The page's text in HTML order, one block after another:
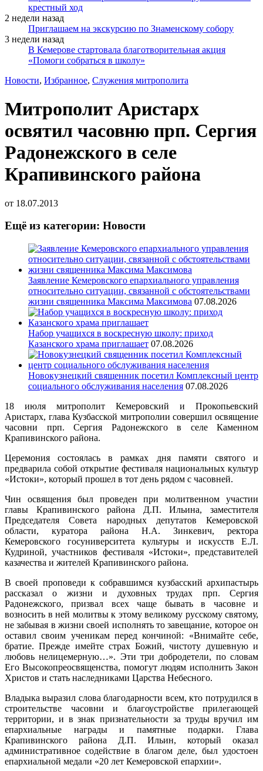
крестный ход
2 недели назад
Приглашаем на экскурсию по Знаменскому собору
3 недели назад
В Кемерове стартовала благотворительная акция
«Помоги собраться в школу»
Новости, Избранное, Служения митрополита
Митрополит Аристарх
освятил часовню прп. Сергия
Радонежского в селе
Крапивинского района
от 18.07.2013
Ещё из категории: Новости
Заявление Кемеровского епархиального управления
относительно ситуации, связанной с обстоятельствами
жизни священника Максима Максимова 07.08.2026
Набор учащихся в воскресную школу: приход
Казанского храма приглашает 07.08.2026
Новокузнецкий священник посетил Комплексный центр
социального обслуживания населения 07.08.2026
18 июля митрополит Кемеровский и Прокопьевский
Аристарх, глава Кузбасской митрополии совершил освящение
часовни прп. Сергия Радонежского в селе Каменном
Крапивинского района.
Церемония состоялась в рамках дня памяти святого и
предварила собой открытие фестиваля национальных культур
«Истоки», который прошел в тот день рядом с часовней.
Чин освящения был проведен при молитвенном участии
главы Крапивинского района Д.П. Ильина, заместителя
Председателя Совета народных депутатов Кемеровской
области, куратора района Н.А. Зинкевич, ректора
Кемеровского госуниверситета культуры и искусств Е.Л.
Кудриной, участников фестиваля «Истоки», представителей
казачества и жителей Крапивинского района.
В своей проповеди к собравшимся кузбасский архипастырь
рассказал о жизни и духовных трудах прп. Сергия
Радонежского, призвал всех чаще бывать в часовне и
возносить в ней молитвы к этому великому русскому святому,
не забывая в жизни своей исполнять то завещание, которое он
оставил своим ученикам перед кончиной: «Внимайте себе,
братие. Прежде имейте страх Божий, чистоту душевную и
любовь нелицемерную…». Эти три добродетели, по словам
Его Высокопреосвященства, помогут людям исполнить Закон
Христов и стать наследниками Царства Небесного.
Владыка выразил слова благодарности всем, кто потрудился в
строительстве часовни и благоустройстве прилегающей
территории, и в знак признательности за труды вручил им
епархиальные награды и памятные подарки. Глава
Крапивинского района Д.П. Ильин, который оказал
административное содействие в благом деле, был удостоен
епархиальной медали «20 лет Кемеровской епархии».